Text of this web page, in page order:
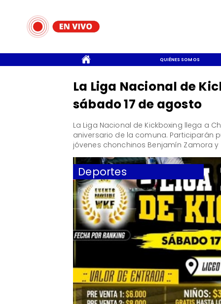
QUIÉNES SOMOS
Deportes
La Liga Nacional de
sábado 17 de agosto
La Liga Nacional de Kickboxing llega a
aniversario de la comuna. Participarán
jóvenes chonchinos Benjamín Zamora y